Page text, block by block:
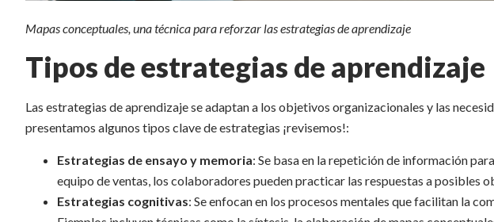
Mapas conceptuales, una técnica para reforzar las estrategias de aprendizaje
Tipos de estrategias de aprendizaje
Las estrategias de aprendizaje se adaptan a los objetivos organizacionales y las
presentamos algunos tipos clave de estrategias ¡revisemos!:
Estrategias de ensayo y memoria: Se basa en la repetición de información
equipo de ventas, los colaboradores pueden practicar las respuestas a posibles
Estrategias cognitivas: Se enfocan en los procesos mentales que facilitan la